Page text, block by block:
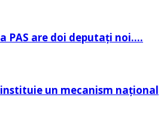
PAS are doi deputați noi….
un mecanism național